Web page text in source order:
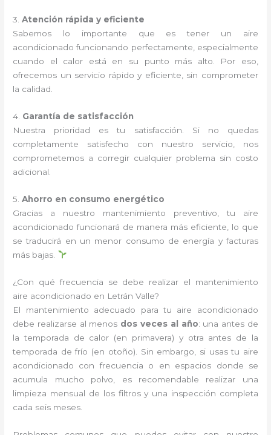
3.Atención rápida y eficiente
Sabemos lo importante que es tener un aire
acondicionado funcionando perfectamente, especialmente
cuando el calor está en su punto más alto. Por eso,
ofrecemos un servicio rápido y eficiente, sin comprometer
la calidad.
4. Garantía de satisfacción
Nuestra prioridad es tu satisfacción. Si no quedas
completamente satisfecho con nuestro servicio, nos
comprometemos a corregir cualquier problema sin costo
adicional.
5.Ahorro en consumo energético
Gracias a nuestro mantenimiento preventivo, tu aire
acondicionado funcionará de manera más eficiente, lo que
se traducirá en un menor consumo de energía y facturas
más bajas.
¿Con qué frecuencia se debe realizar el mantenimiento
aire acondicionado en Letrán Valle?
El mantenimiento adecuado para tu aire acondicionado
debe realizarse al menos dos veces al año: una antes de
la temporada de calor (en primavera) y otra antes de la
temporada de frío (en otoño). Sin embargo, si usas tu aire
acondicionado con frecuencia o en espacios donde se
acumula mucho polvo, es recomendable realizar una
limpieza mensual de los filtros y una inspección completa
cada seis meses.